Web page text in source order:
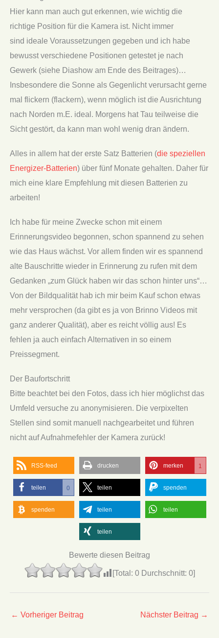
Hier kann man auch gut erkennen, wie wichtig die
richtige Position für die Kamera ist. Nicht immer
sind ideale Voraussetzungen gegeben und ich habe
bewusst verschiedene Positionen getestet je nach
Gewerk (siehe Diashow am Ende des Beitrages)…
Insbesondere die Sonne als Gegenlicht verursacht gerne
mal flickern (flackern), wenn möglich ist die Ausrichtung
nach Norden m.E. ideal. Morgens hat Tau teilweise die
Sicht gestört, da kann man wohl wenig dran ändern.
Alles in allem hat der erste Satz Batterien (die speziellen
Energizer-Batterien) über fünf Monate gehalten. Daher für
mich eine klare Empfehlung mit diesen Batterien zu
arbeiten!
Ich habe für meine Zwecke schon mit einem
Erinnerungsvideo begonnen, schon spannend zu sehen
wie das Haus wächst. Vor allem finden wir es spannend
alte Bauschritte wieder in Erinnerung zu rufen mit dem
Gedanken „zum Glück haben wir das schon hinter uns“…
Von der Bildqualität hab ich mir beim Kauf schon etwas
mehr versprochen (da gibt es ja von Brinno Videos mit
ganz anderer Qualität), aber es reicht völlig aus! Es
fehlen ja auch einfach Alternativen in so einem
Preissegment.
Der Baufortschritt
Bitte beachtet bei den Fotos, dass ich hier möglichst das
Umfeld versuche zu anonymisieren. Die verpixelten
Stellen sind somit manuell nachgearbeitet und führen
nicht auf Aufnahmefehler der Kamera zurück!
RSS-feed drucken merken 1
teilen 0 teilen spenden
spenden teilen teilen
teilen
Bewerte diesen Beitrag
[Total: 0Durchschnitt: 0]
← Vorheriger Beitrag Nächster Beitrag →